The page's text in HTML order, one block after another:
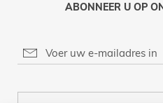
ABONNEER U OP